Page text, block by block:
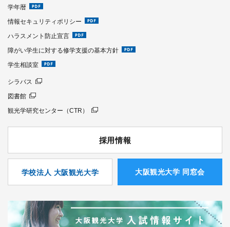
学年暦
情報セキュリティポリシー
ハラスメント防止宣言
障がい学生に対する修学支援の基本方針
学生相談室
シラバス
図書館
観光学研究センター（CTR）
採用情報
学校法人 大阪観光大学 ⼤阪観光⼤学 同窓会